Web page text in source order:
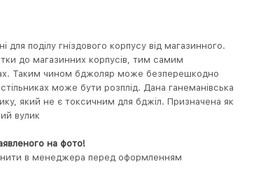
для поділу гніздового корпусу від магазинного.
до магазинних корпусів, тим самим
Таким чином бджоляр може безперешкодно
може бути розплід. Дана ганеманівська
який не є токсичним для бджіл. Призначена як
вулик
на фото!
в менеджера перед оформленням